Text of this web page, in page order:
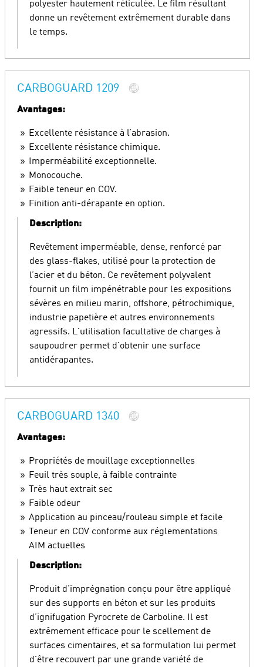
polyester hautement réticulée. Le film résultant
donne un revêtement extrêmement durable dans
le temps.
CARBOGUARD 1209
Avantages:
Excellente résistance à l’abrasion.
Excellente résistance chimique.
Imperméabilité exceptionnelle.
Monocouche.
Faible teneur en COV.
Finition anti-dérapante en option.
Description:
Revêtement imperméable, dense, renforcé par
des glass-flakes, utilisé pour la protection de
l’acier et du béton. Ce revêtement polyvalent
fournit un film impénétrable pour les expositions
sévères en milieu marin, offshore, pétrochimique,
industrie papetière et autres environnements
agressifs. L'utilisation facultative de charges à
saupoudrer permet d'obtenir une surface
antidérapantes.
CARBOGUARD 1340
Avantages:
Propriétés de mouillage exceptionnelles
Feuil très souple, à faible contrainte
Très haut extrait sec
Faible odeur
Application au pinceau/rouleau simple et facile
Teneur en COV conforme aux réglementations
AIM actuelles
Description:
Produit d’imprégnation conçu pour être appliqué
sur des supports en béton et sur les produits
d’ignifugation Pyrocrete de Carboline. Il est
extrêmement efficace pour le scellement de
surfaces cimentaires, et sa formulation lui permet
d'être recouvert par une grande variété de